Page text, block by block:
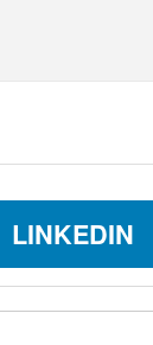
LINKEDIN